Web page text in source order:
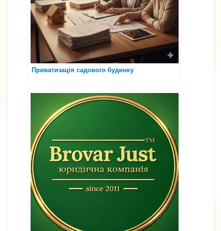
Приватизація садового будинку